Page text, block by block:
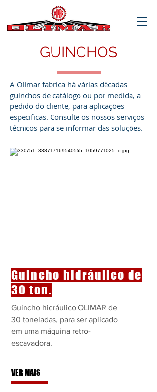
A Olimar fabrica há várias décadas
guinchos de catálogo ou por medida, a
pedido do cliente, para aplicações
especificas. Consulte os nossos serviços
técnicos para se informar das soluções.
Guinchohidráulico de
30 ton.
Guincho hidráulico OLIMAR de
30 toneladas, para ser aplicado
em uma máquina retro-
escavadora.
VER MAIS
GUINCHOS